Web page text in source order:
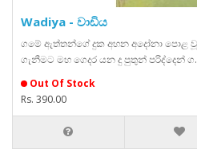
Wadiya - වාඩිය
ගමේ ඇත්තන්ගේ දුක අහන අදෝනා පොළ
ගැනීමට මහ ගෙදර යන දු පුතුන් පරිද්දෙන්
Out Of Stock
Rs. 390.00